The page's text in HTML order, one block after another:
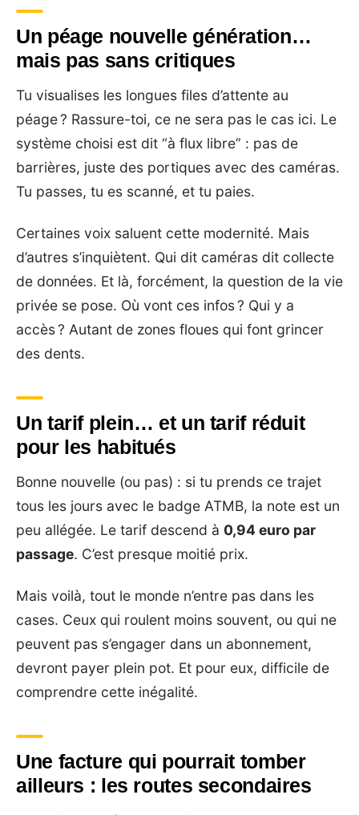
Un péage nouvelle génération…
mais pas sans critiques
Tu visualises les longues files d’attente au
péage ? Rassure-toi, ce ne sera pas le cas ici. Le
système choisi est dit “à flux libre” : pas de
barrières, juste des portiques avec des caméras.
Tu passes, tu es scanné, et tu paies.
Certaines voix saluent cette modernité. Mais
d’autres s’inquiètent. Qui dit caméras dit collecte
de données. Et là, forcément, la question de la vie
privée se pose. Où vont ces infos ? Qui y a
accès ? Autant de zones floues qui font grincer
des dents.
Un tarif plein… et un tarif réduit
pour les habitués
Bonne nouvelle (ou pas) : si tu prends ce trajet
tous les jours avec le badge ATMB, la note est un
peu allégée. Le tarif descend à 0,94 euro par
passage. C’est presque moitié prix.
Mais voilà, tout le monde n’entre pas dans les
cases. Ceux qui roulent moins souvent, ou qui ne
peuvent pas s’engager dans un abonnement,
devront payer plein pot. Et pour eux, difficile de
comprendre cette inégalité.
Une facture qui pourrait tomber
ailleurs : les routes secondaires